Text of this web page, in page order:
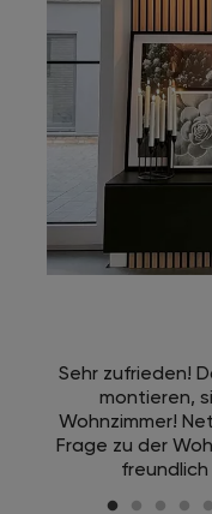
Sehr zufrieden!
montieren,
Wohnzimmer!
Frage zu der
freundlich